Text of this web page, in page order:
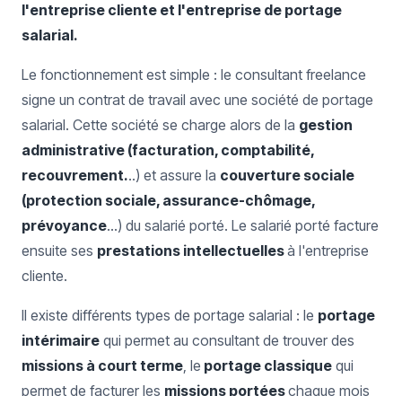
l'entreprise cliente et l'entreprise de portage
salarial.
Le fonctionnement est simple : le consultant freelance
signe un contrat de travail avec une société de portage
salarial. Cette société se charge alors de la gestion
administrative (facturation, comptabilité,
recouvrement...) et assure la couverture sociale
(protection sociale, assurance-chômage,
prévoyance...) du salarié porté. Le salarié porté facture
ensuite ses prestations intellectuellesà l'entreprise
cliente.
Il existe différents types de portage salarial : le portage
intérimaire qui permet au consultant de trouver des
missions à court terme, le portage classique qui
permet de facturer les missions portéeschaque mois